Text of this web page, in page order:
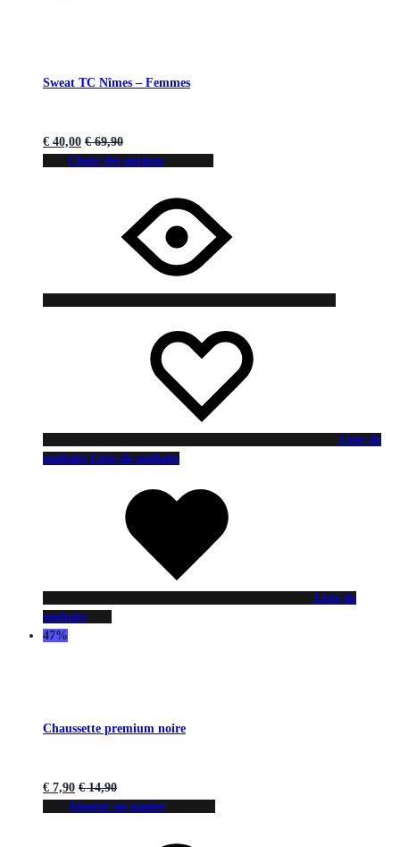
Sweat TC Nîmes – Femmes
€ 40,00 €69,90
Choix des options
Liste de
souhaits Liste de souhaits
Liste de
souhaits
47%
Chaussette premium noire
€ 7,90 €14,90
Ajouter au panier